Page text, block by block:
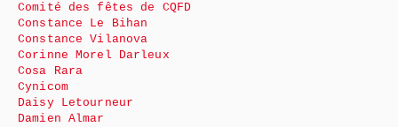
Comité des fêtes de CQFD
Constance Le Bihan
Constance Vilanova
Corinne Morel Darleux
Cosa Rara
Cynicom
Daisy Letourneur
Damien Almar